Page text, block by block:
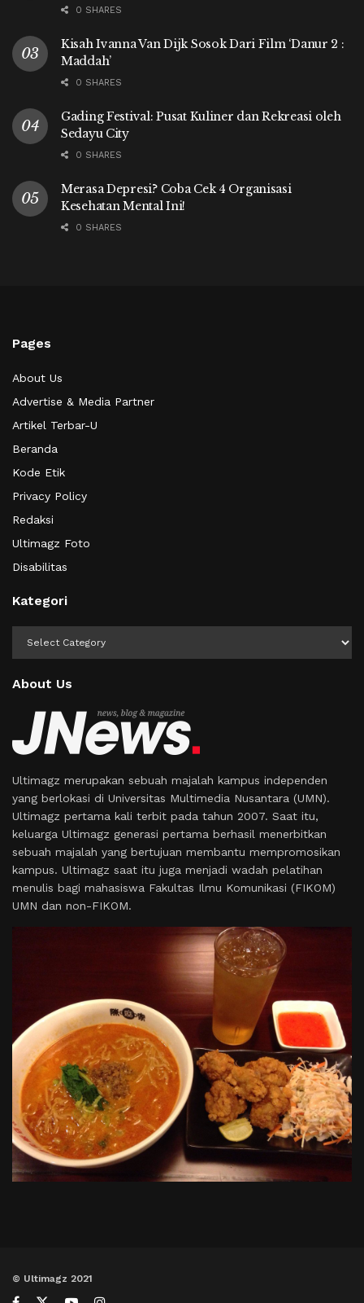
0 SHARES
Kisah Ivanna Van Dijk Sosok Dari Film ‘Danur 2 :
Maddah’
0 SHARES
Gading Festival: Pusat Kuliner dan Rekreasi oleh
Sedayu City
0 SHARES
Merasa Depresi? Coba Cek 4 Organisasi
Kesehatan Mental Ini!
0 SHARES
Pages
About Us
Advertise & Media Partner
Artikel Terbar-U
Beranda
Kode Etik
Privacy Policy
Redaksi
Ultimagz Foto
Disabilitas
Kategori
About Us
Ultimagz merupakan sebuah majalah kampus independen
yang berlokasi di Universitas Multimedia Nusantara (UMN).
Ultimagz pertama kali terbit pada tahun 2007. Saat itu,
keluarga Ultimagz generasi pertama berhasil menerbitkan
sebuah majalah yang bertujuan membantu mempromosikan
kampus. Ultimagz saat itu juga menjadi wadah pelatihan
menulis bagi mahasiswa Fakultas Ilmu Komunikasi (FIKOM)
UMN dan non-FIKOM.
© Ultimagz 2021